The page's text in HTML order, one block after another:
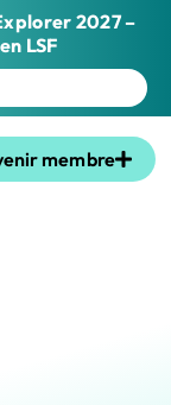
2027 –
LSF
membre